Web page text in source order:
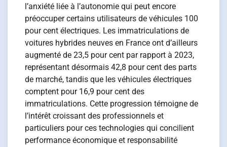
l’anxiété liée à l’autonomie qui peut encore
préoccuper certains utilisateurs de véhicules 100
pour cent électriques. Les immatriculations de
voitures hybrides neuves en France ont d’ailleurs
augmenté de 23,5 pour cent par rapport à 2023,
représentant désormais 42,8 pour cent des parts
de marché, tandis que les véhicules électriques
comptent pour 16,9 pour cent des
immatriculations. Cette progression témoigne de
l’intérêt croissant des professionnels et
particuliers pour ces technologies qui concilient
performance économique et responsabilité